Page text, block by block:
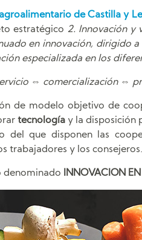
de Castilla y
estratégico 2. Innovación y
en innovación, dirigido a
especializada en los
⇔ comercialización ⇔
de modelo objetivo de
tecnologíay la disposición
del que disponen las
trabajadores y los consejeros.
denominado INNOVACION